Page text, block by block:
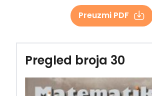
Preuzmi PDF
Pregled broja 30